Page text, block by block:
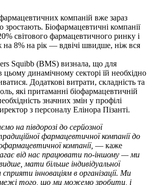
компаній вже зараз
зростають. Біофармацевтичні компанії
світового фармацевтичного ринку і
на 8% на рік — вдвічі швидше, ніж вся
Squibb (BMS) визнала, що для
цьому динамічному секторі їй необхідно
Додаткові витрати, складність та
які притаманні біофармацевтичній
значних змін у профілі
з персоналу Елінора Пізанті.
на півдорозі до серйозної
фармацевтичної компанії до
компанії, — каже
від нас працювати по-іншому — ми
мати більше індивідуальної
інноваціям в організації. Ми
того, що ми можемо зробити, і